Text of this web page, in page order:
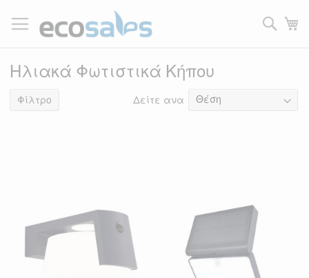
στο
περιεχόμενο
Ηλιακά Φωτιστικά Κήπου
10είδη Δείτε ανα
Φίλτρο